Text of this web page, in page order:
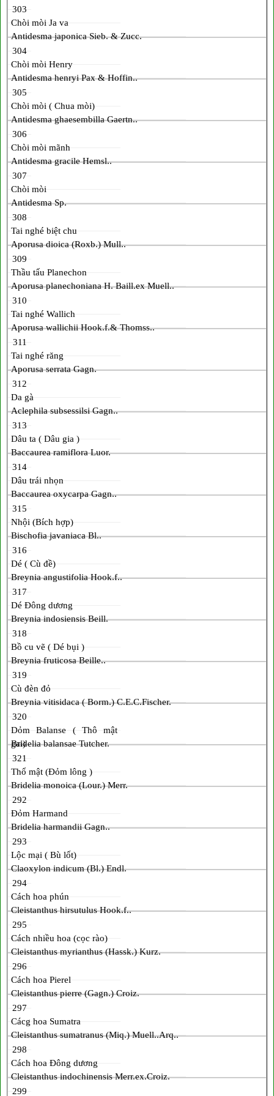
303
Chòi mòi Ja va
Antidesma japonica Sieb. & Zucc.
304
Chòi mòi Henry
Antidesma henryi Pax & Hoffin..
305
Chòi mòi ( Chua mòi)
Antidesma ghaesembilla Gaertn..
306
Chòi mòi mãnh
Antidesma gracile Hemsl..
307
Chòi mòi
Antidesma Sp.
308
Tai nghé biệt chu
Aporusa dioica (Roxb.) Mull..
309
Thầu tấu Planechon
Aporusa planechoniana H. Baill.ex Muell..
310
Tai nghé Wallich
Aporusa wallichii Hook.f.& Thomss..
311
Tai nghé răng
Aporusa serrata Gagn.
312
Da gà
Aclephila subsessilsi Gagn..
313
Dâu ta ( Dâu gia )
Baccaurea ramiflora Luor.
314
Dâu trái nhọn
Baccaurea oxycarpa Gagn..
315
Nhội (Bích hợp)
Bischofia javaniaca Bl..
316
Dé ( Cù đề)
Breynia angustifolia Hook.f..
317
Dé Đông dương
Breynia indosiensis Beill.
318
Bồ cu vẽ ( Dé bụi )
Breynia fruticosa Beille..
319
Cù đèn đỏ
Breynia vitisidaca ( Borm.) C.E.C.Fischer.
320
Dỏm Balanse ( Thô mật
gai)
Bridelia balansae Tutcher.
321
Thổ mật (Đỏm lông )
Bridelia monoica (Lour.) Merr.
292
Đỏm Harmand
Bridelia harmandii Gagn..
293
Lộc mại ( Bù lốt)
Claoxylon indicum (Bl.) Endl.
294
Cách hoa phún
Cleistanthus hirsutulus Hook.f..
295
Cách nhiều hoa (cọc rào)
Cleistanthus myrianthus (Hassk.) Kurz.
296
Cách hoa Pierel
Cleistanthus pierre (Gagn.) Croiz.
297
Cácg hoa Sumatra
Cleistanthus sumatranus (Miq.) Muell..Arq..
298
Cách hoa Đông dương
Cleistanthus indochinensis Merr.ex.Croiz.
299